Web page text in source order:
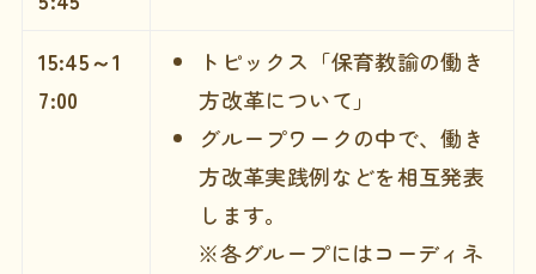
15:45～1
7:00
トピックス「保育教諭の働き
方改革について」
グループワークの中で、働き
方改革実践例などを相互発表
します。
※各グループにはコーディネ